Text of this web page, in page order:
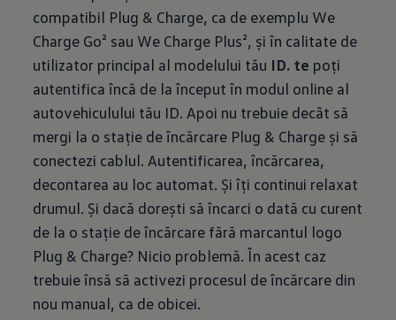
compatibil Plug & Charge, ca de exemplu We
Charge Go² sau We Charge Plus², și în calitate de
utilizator principal al modelului tău ID. te poți
autentifica încă de la început în modul online al
autovehiculului tău ID. Apoi nu trebuie decât să
mergi la o stație de încărcare Plug & Charge și să
conectezi cablul. Autentificarea, încărcarea,
decontarea au loc automat. Și îți continui relaxat
drumul. Și dacă dorești să încarci o dată cu curent
de la o stație de încărcare fără marcantul logo
Plug & Charge? Nicio problemă. În acest caz
trebuie însă să activezi procesul de încărcare din
nou manual, ca de obicei.